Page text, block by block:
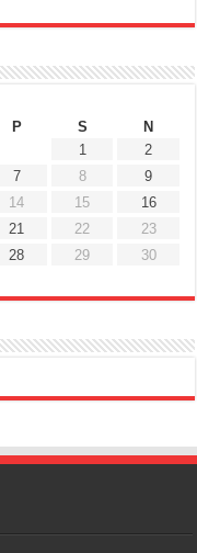
P S
N
1
2
7 8
9
14 15
16
21 22
23
28 29
30